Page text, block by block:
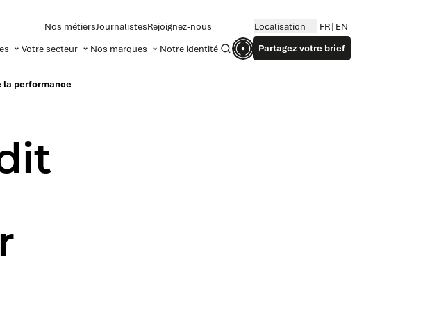
Votre secteur Nos marques Notre identité RecherchePartagez votre brief
Nos métiersJournalistesRejoignez-nous Localisation FR EN
la performance